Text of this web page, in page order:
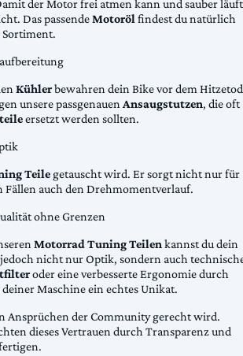
der Motor frei atmen kann und sauber
Das passendeMotorölfindest du natürlich
Sortiment.
Kühlerbewahren dein Bike vor dem
unsere passgenauenAnsaugstutzen, die oft
ersetzt werden sollten.
Teile getauscht wird. Er sorgt nicht nur für
auch den Drehmomentverlauf.
ohne Grenzen
Motorrad Tuning Teilenkannst du dein
nicht nur Optik, sondern auch
oder eine verbesserte Ergonomie durch
Maschine ein echtes Unikat.
Ansprüchen der Community gerecht wird.
dieses Vertrauen durch Transparenz und